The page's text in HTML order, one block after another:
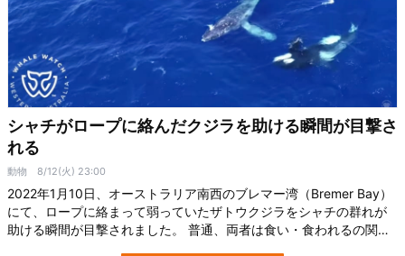
シャチがロープに絡んだクジラを助ける瞬間が目撃さ
れる
動物 8/12(火) 23:00
2022年1月10日、オーストラリア南西のブレマー湾（Bremer Bay）
にて、ロープに絡まって弱っていたザトウクジラをシャチの群れが
助ける瞬間が目撃されました。 普通、両者は食い・食われるの関係